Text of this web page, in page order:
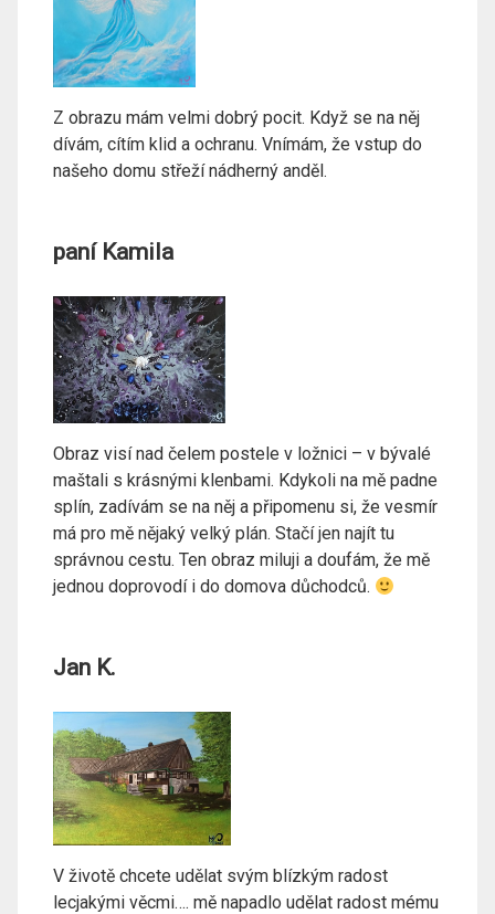
Z obrazu mám velmi dobrý pocit. Když se na něj
dívám, cítím klid a ochranu. Vnímám, že vstup do
našeho domu střeží nádherný anděl.
paní Kamila
Obraz visí nad čelem postele v ložnici – v bývalé
maštali s krásnými klenbami. Kdykoli na mě padne
splín, zadívám se na něj a připomenu si, že vesmír
má pro mě nějaký velký plán. Stačí jen najít tu
správnou cestu. Ten obraz miluji a doufám, že mě
jednou doprovodí i do domova důchodců.
Jan K.
V životě chcete udělat svým blízkým radost
lecjakými věcmi…. mě napadlo udělat radost mému